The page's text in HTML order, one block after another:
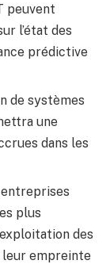
peuvent
l’état des
prédictive
de systèmes
une
dans les
entreprises
plus
des
leur empreinte